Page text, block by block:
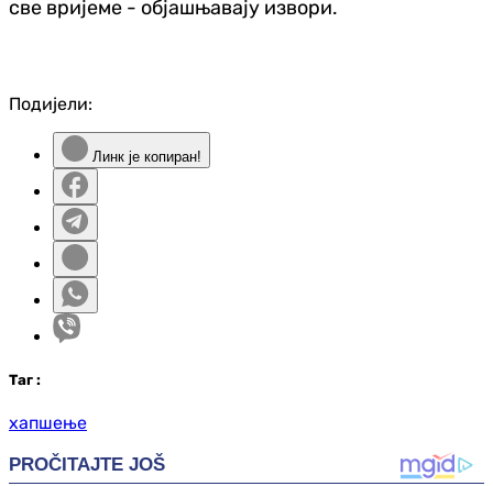
све вријеме - објашњавају извори.
Подијели:
Линк је копиран!
Таг :
хапшење